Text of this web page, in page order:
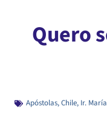
Quero
Apóstolas,Chile, Ir.